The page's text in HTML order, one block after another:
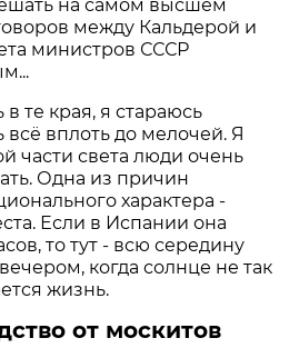
на самом высшем
между Кальдерой и
министров СССР
те края, я стараюсь
всё вплоть до мелочей. Я
части света люди очень
Одна из причин
характера -
Если в Испании она
то тут - всю середину
когда солнце не так
жизнь.
от москитов